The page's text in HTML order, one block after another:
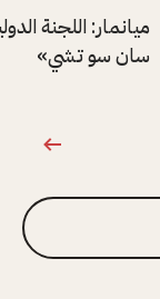
ميانمار: اللجنة
سان سو تشي»